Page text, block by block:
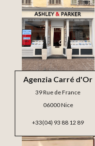
Agenzia Carré d'Or
39 Rue de France
06000 Nice
+33(04) 93 88 12 89